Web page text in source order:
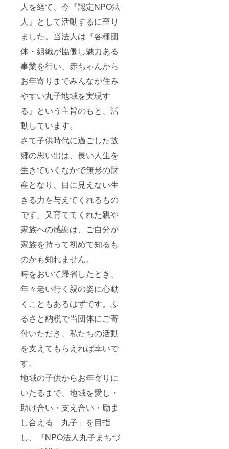
人を経て、今『認定NPO法
人』として活動するに至り
ました。当法人は『各種団
体・組織が協働し魅力ある
事業を行い、赤ちゃんから
お年寄りまでみんなが住み
やすい丸子地域を実現す
る』という主旨のもと、活
動しています。
さて子供時代に過ごした故
郷の思い出は、長い人生を
生きていくなかで無形の財
産となり、目に見えない生
きる力を与えてくれるもの
です。又育ててくれた親や
家族への感謝は、ご自分が
家族を持って初めて知るも
のかも知れません。
時をおいて帰省したとき、
年々老い行く親の姿に心動
くこともあるはずです。ふ
るさと納税で当団体にご寄
付いただき、私たちの活動
を支えてもらえれば幸いで
す。
地域の子供からお年寄りに
いたるまで、地域を愛し・
助け合い・支え合い・励ま
し合える「丸子」を目指
し、『NPO法人丸子まちづ